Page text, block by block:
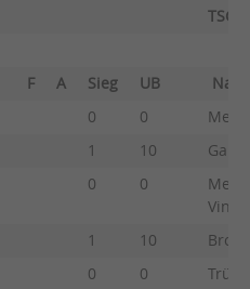
TSG
F A Sieg UB
0 0
Meli,
1 10
0 0
1 10
0 0